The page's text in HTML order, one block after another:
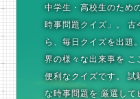
中学生・高校生のため
時事問題クイズ」。
古
ら、毎日クイズを出題。
界の様々な出来事を
便利なクイズです。
試
な時事問題を 厳選して